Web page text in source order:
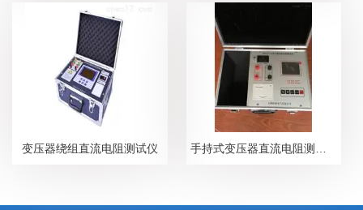
变压器绕组直流电阻测试仪